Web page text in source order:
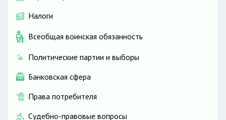
Налоги
Всеобщая воинская обязанность
Политические партии и выборы
Банковская сфера
Права потребителя
Судебно-правовые вопросы